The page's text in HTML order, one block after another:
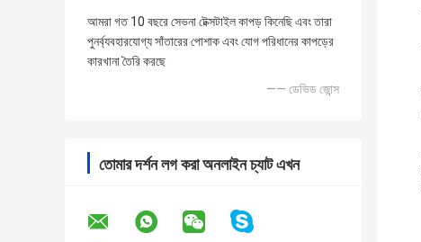
আমরা গত 10 বছরে সেভনা টেক্সটাইল কাপড় কিনেছি এবং তারা
পুনর্ব্যবহারযোগ্য সাঁতারের পোশাক এবং যোগ পরিধানের কাপড়ের
কারখানা তৈরি করছে
—— ডেভিড জোন্স
তোমার দর্শন লগ করা অনলাইন চ্যাট এখন